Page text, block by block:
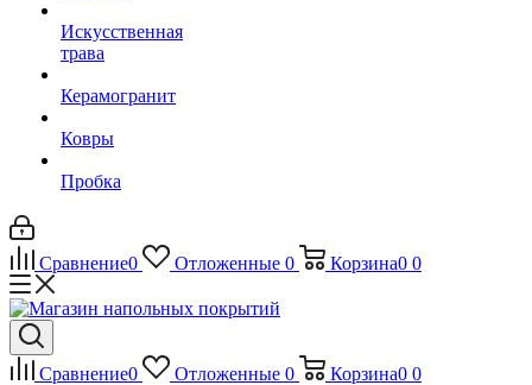
Искусственная
трава
Керамогранит
Ковры
Пробка
Сравнение0 Отложенные 0 Корзина0 0
Сравнение0 Отложенные 0 Корзина0 0